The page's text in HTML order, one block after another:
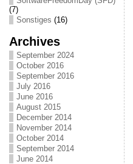
(7)
Sonstiges (16)
Archives
September 2024
October 2016
September 2016
July 2016
June 2016
August 2015
December 2014
November 2014
October 2014
September 2014
June 2014